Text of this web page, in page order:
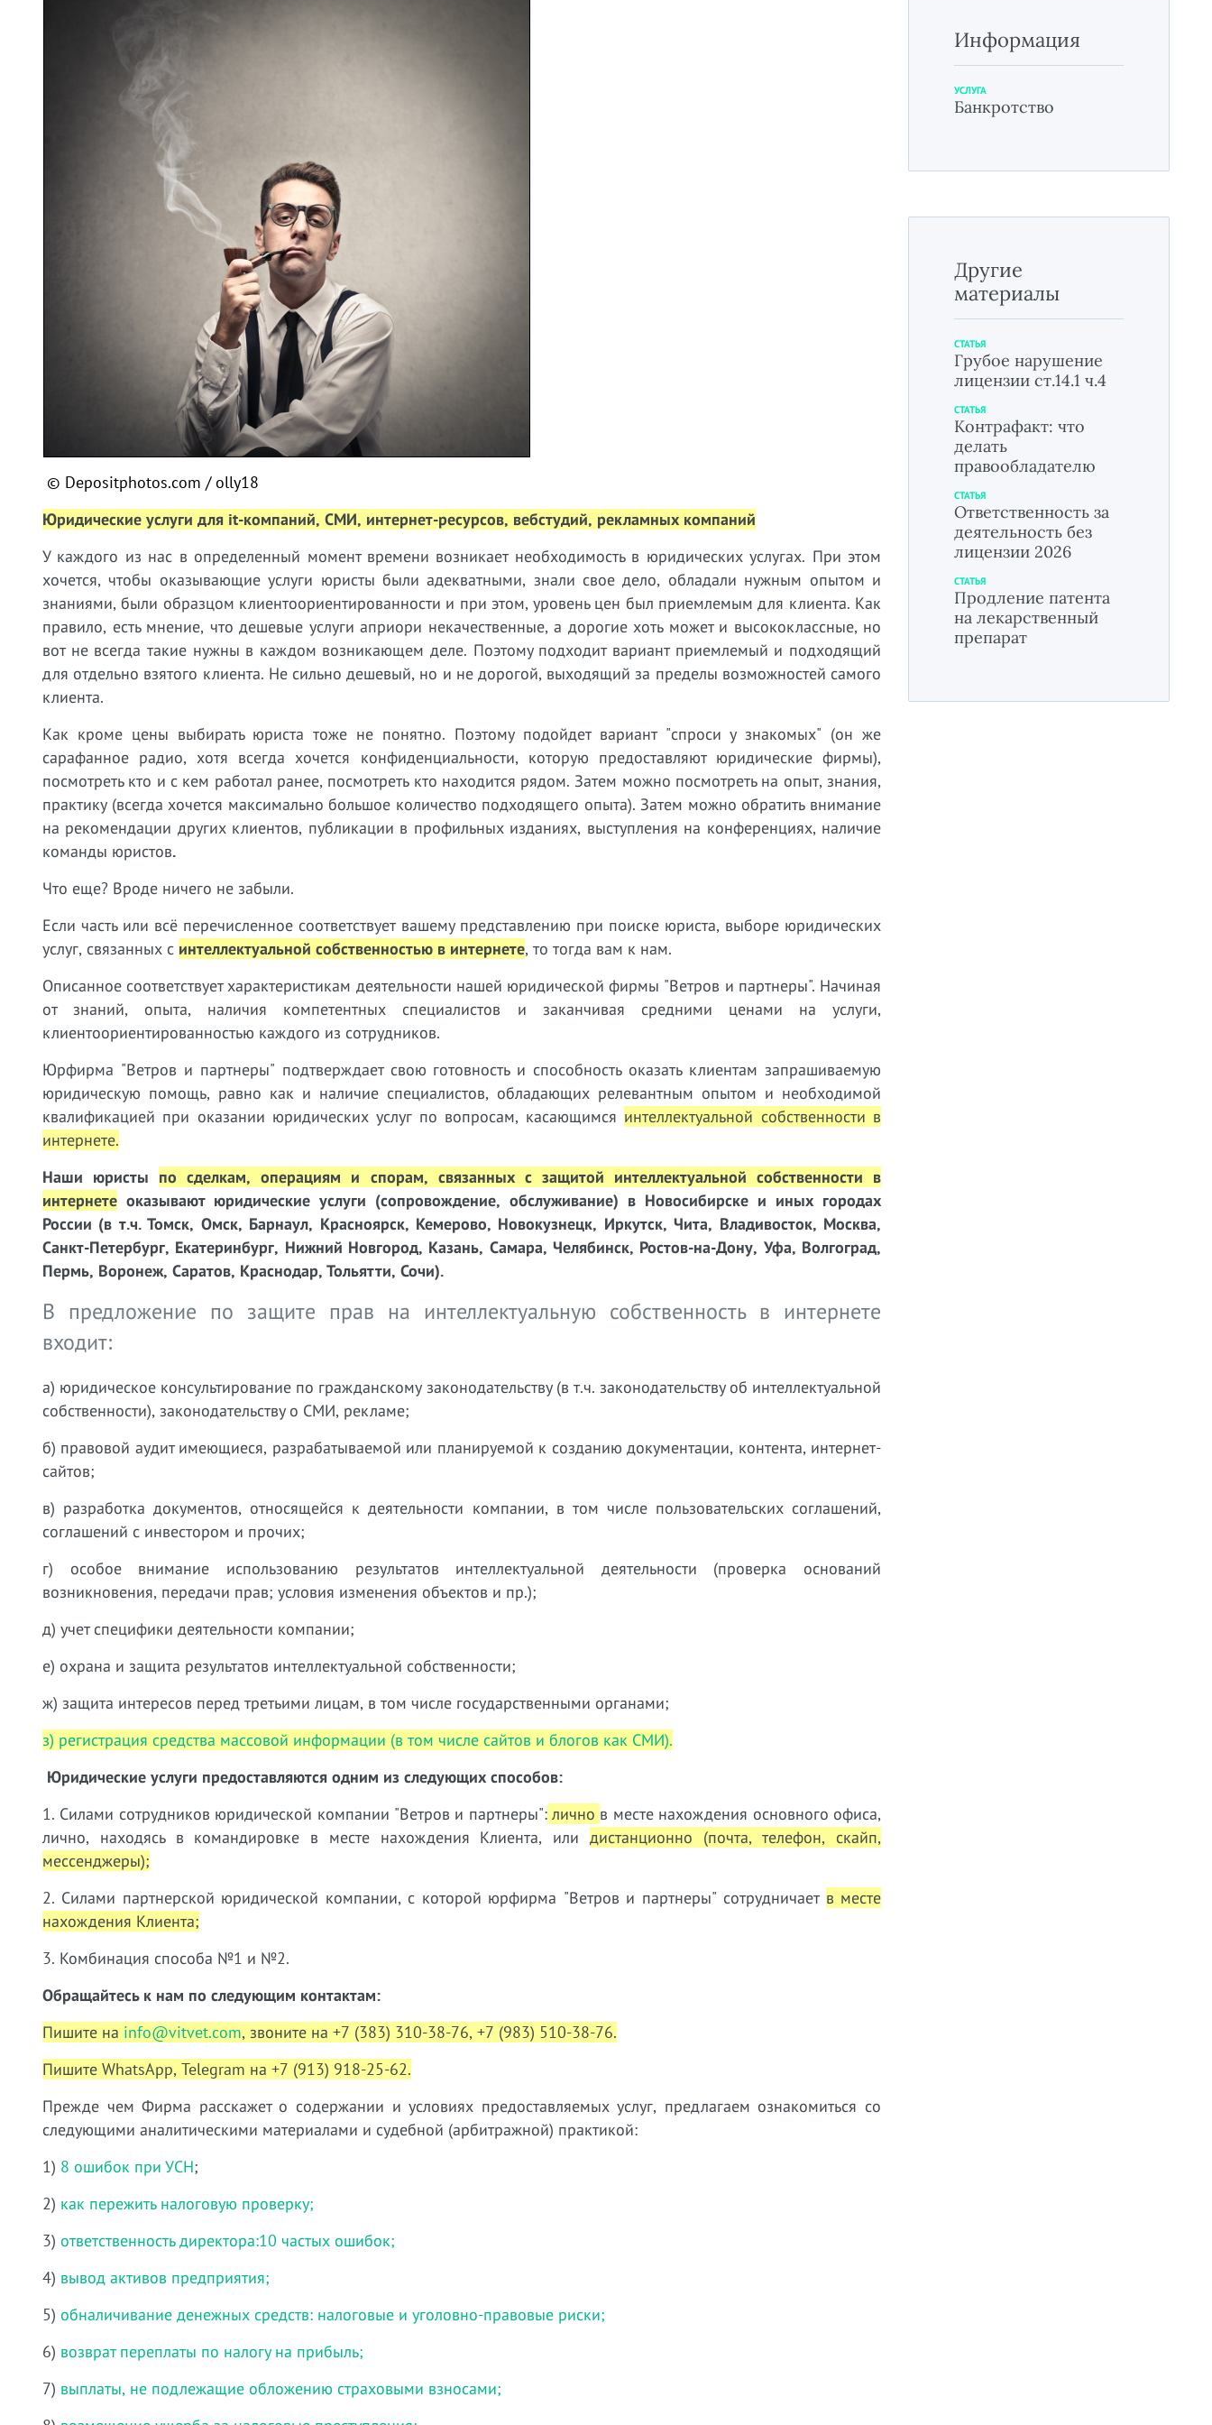
© Depositphotos.com /olly18
Юридические услуги для it-компаний, СМИ, интернет-ресурсов, вебстудий, рекламных компаний
У каждого из нас в определенный момент времени возникает необходимость в юридических услугах. При этом
хочется, чтобы оказывающие услуги юристы были адекватными, знали свое дело, обладали нужным опытом и
знаниями, были образцом клиентоориентированности и при этом, уровень цен был приемлемым для клиента. Как
правило, есть мнение, что дешевые услуги априори некачественные, а дорогие хоть может и высококлассные, но
вот не всегда такие нужны в каждом возникающем деле. Поэтому подходит вариант приемлемый и подходящий
для отдельно взятого клиента. Не сильно дешевый, но и не дорогой, выходящий за пределы возможностей самого
клиента.
Как кроме цены выбирать юриста тоже не понятно. Поэтому подойдет вариант "спроси у знакомых" (он же
сарафанное радио, хотя всегда хочется конфиденциальности, которую предоставляют юридические фирмы),
посмотреть кто и с кем работал ранее, посмотреть кто находится рядом. Затем можно посмотреть на опыт, знания,
практику (всегда хочется максимально большое количество подходящего опыта). Затем можно обратить внимание
на рекомендации других клиентов, публикации в профильных изданиях, выступления на конференциях, наличие
команды юристов.
Что еще? Вроде ничего не забыли.
Если часть или всё перечисленное соответствует вашему представлению при поиске юриста, выборе юридических
услуг, связанных с интеллектуальной собственностью в интернете, то тогда вам к нам.
Описанное соответствует характеристикам деятельности нашей юридической фирмы "Ветров и партнеры". Начиная
от знаний, опыта, наличия компетентных специалистов и заканчивая средними ценами на услуги,
клиентоориентированностью каждого из сотрудников.
Юрфирма "Ветров и партнеры" подтверждает свою готовность и способность оказать клиентам запрашиваемую
юридическую помощь, равно как и наличие специалистов, обладающих релевантным опытом и необходимой
квалификацией при оказании юридических услуг по вопросам, касающимся интеллектуальной собственности в
интернете.
Наши юристы по сделкам, операциям и спорам, связанных с защитой интеллектуальной собственности в
интернете оказывают юридические услуги (сопровождение, обслуживание) в Новосибирске и иных городах
России (в т.ч. Томск, Омск, Барнаул, Красноярск, Кемерово, Новокузнецк, Иркутск, Чита, Владивосток, Москва,
Санкт-Петербург, Екатеринбург, Нижний Новгород, Казань, Самара, Челябинск, Ростов-на-Дону, Уфа, Волгоград,
Пермь, Воронеж, Саратов, Краснодар, Тольятти, Сочи).
В предложение по защите прав на интеллектуальную собственность в интернете
входит:
а) юридическое консультирование по гражданскому законодательству (в т.ч. законодательству об интеллектуальной
собственности), законодательству о СМИ, рекламе;
б) правовой аудит имеющиеся, разрабатываемой или планируемой к созданию документации, контента, интернет-
сайтов;
в) разработка документов, относящейся к деятельности компании, в том числе пользовательских соглашений,
соглашений с инвестором и прочих;
г) особое внимание использованию результатов интеллектуальной деятельности (проверка оснований
возникновения, передачи прав; условия изменения объектов и пр.);
д) учет специфики деятельности компании;
е) охрана и защита результатов интеллектуальной собственности;
ж) защита интересов перед третьими лицам, в том числе государственными органами;
з) регистрация средства массовой информации (в том числе сайтов и блогов как СМИ).
Юридические услуги предоставляются одним из следующих способов:
1. Силами сотрудников юридической компании "Ветров и партнеры":лично в месте нахождения основного офиса,
лично, находясь в командировке в месте нахождения Клиента, или дистанционно (почта, телефон, скайп,
мессенджеры);
2. Силами партнерской юридической компании, с которой юрфирма "Ветров и партнеры" сотрудничает в месте
нахождения Клиента;
3. Комбинация способа №1 и №2.
Обращайтесь к нам по следующим контактам:
Пишите на info@vitvet.com, звоните на +7 (383) 310-38-76, +7 (983) 510-38-76.
Пишите WhatsApp, Telegram на +7 (913) 918-25-62.
Прежде чем Фирма расскажет о содержании и условиях предоставляемых услуг, предлагаем ознакомиться со
следующими аналитическими материалами и судебной (арбитражной) практикой:
1) 8 ошибок при УСН;
2) как пережить налоговую проверку;
3) ответственность директора:10 частых ошибок;
4) вывод активов предприятия;
5) обналичивание денежных средств: налоговые и уголовно-правовые риски;
6) возврат переплаты по налогу на прибыль;
7) выплаты, не подлежащие обложению страховыми взносами;
Информация
УСЛУГА
Банкротство
Другие
материалы
СТАТЬЯ
Грубое нарушение
лицензии ст.14.1 ч.4
СТАТЬЯ
Контрафакт: что
делать
правообладателю
СТАТЬЯ
Ответственность за
деятельность без
лицензии 2026
СТАТЬЯ
Продление патента
на лекарственный
препарат